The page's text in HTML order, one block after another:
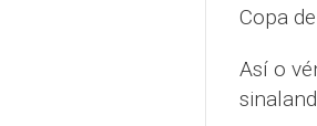
Copa
Así o